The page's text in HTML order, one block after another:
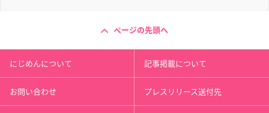
ページの先頭へ
にじめんについて 記事掲載について
お問い合わせ プレスリリース送付先